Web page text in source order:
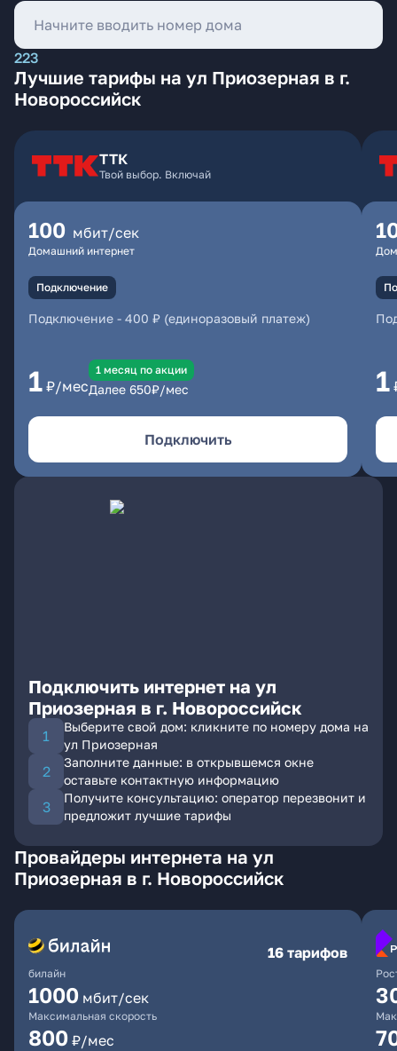
223
Лучшие тарифы на ул Приозерная в г.
Новороссийск
ТТК
Твой выбор. Включай
100 мбит/сек
Домашний интернет
Подключение
Подключение - 400 ₽ (единоразовый платеж)
1 ₽/мес
1 месяц по акции
Далее 650₽/мес
Подключить
1
Подключить интернет на ул
Приозерная в г. Новороссийск
Выберите свой дом: кликните по номеру дома на
ул Приозерная
Заполните данные: в открывшемся окне
оставьте контактную информацию
Получите консультацию: оператор перезвонит и
предложит лучшие тарифы
Провайдеры интернета на ул
Приозерная в г. Новороссийск
билайн
16 тарифов
1000 мбит/сек
Максимальная скорость
800 ₽/мес